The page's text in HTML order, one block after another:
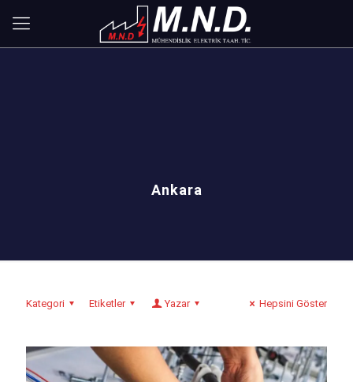
Ankara
Kategori Etiketler Yazar Hepsini Göster